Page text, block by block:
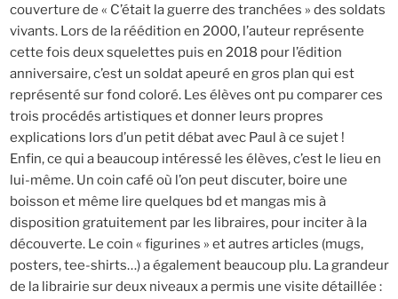
couverture de « C’était la guerre des tranchées » des soldats
vivants. Lors de la réédition en 2000, l’auteur représente
cette fois deux squelettes puis en 2018 pour l’édition
anniversaire, c’est un soldat apeuré en gros plan qui est
représenté sur fond coloré. Les élèves ont pu comparer ces
trois procédés artistiques et donner leurs propres
explications lors d’un petit débat avec Paul à ce sujet !
Enfin, ce qui a beaucoup intéressé les élèves, c’est le lieu en
lui-même. Un coin café où l’on peut discuter, boire une
boisson et même lire quelques bd et mangas mis à
disposition gratuitement par les libraires, pour inciter à la
découverte. Le coin « figurines » et autres articles (mugs,
posters, tee-shirts…) a également beaucoup plu. La grandeur
de la librairie sur deux niveaux a permis une visite détaillée :